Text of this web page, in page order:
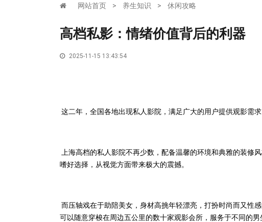
网站首页 > 养生知识 > 休闲攻略
高档私影：情绪价值背后的利器
2025-11-15 13:43:54
这二年，全国各地出现私人影院，满足广大的用户提供观影需
上海高档的私人影院不再少数，配备温馨的环境和典雅的装修
嗜好选择，从视觉方面带来极大的震撼。
而压轴戏在于助陪美女，身材高挑年轻漂亮，打扮时尚而又性
可以随意穿梭在周边五公里的数十家观影会所，服务于不同的男